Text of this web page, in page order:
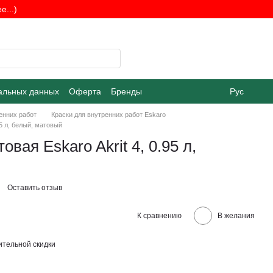
данных Оферта Бренды Рус
работ
Краски для внутренних работ Eskaro
л, белый, матовый
Eskaro Akrit 4, 0.95 л,
Оставить отзыв
К сравнению В желания
скидки